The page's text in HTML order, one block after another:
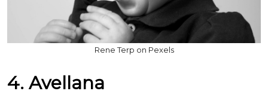
Rene Terp on Pexels
4. Avellana